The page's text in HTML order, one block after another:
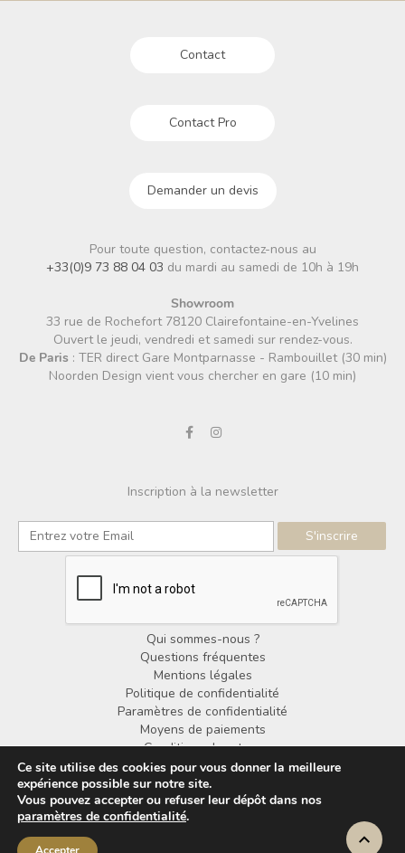
Contact
Contact Pro
Demander un devis
Pour toute question, contactez-nous au
+33(0)9 73 88 04 03 du mardi au samedi de 10h à 19h
Showroom
33 rue de Rochefort 78120 Clairefontaine-en-Yvelines
Ouvert le jeudi, vendredi et samedi sur rendez-vous.
De Paris : TER direct Gare Montparnasse - Rambouillet (30 min)
Noorden Design vient vous chercher en gare (10 min)
Inscription à la newsletter
Qui sommes-nous ?
Questions fréquentes
Mentions légales
Politique de confidentialité
Paramètres de confidentialité
Moyens de paiements
Conditions de retour
Conditions générales de vente
© Copyright Noorden Design 2025
Ce site utilise des cookies pour vous donner la meilleure
expérience possible sur notre site.
Vous pouvez accepter ou refuser leur dépôt dans nos
paramètres de confidentialité.